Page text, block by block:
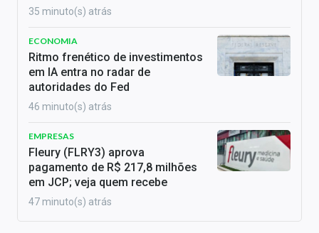
35 minuto(s) atrás
ECONOMIA
Ritmo frenético de investimentos
em IA entra no radar de
autoridades do Fed
46 minuto(s) atrás
EMPRESAS
Fleury (FLRY3) aprova
pagamento de R$ 217,8 milhões
em JCP; veja quem recebe
47 minuto(s) atrás